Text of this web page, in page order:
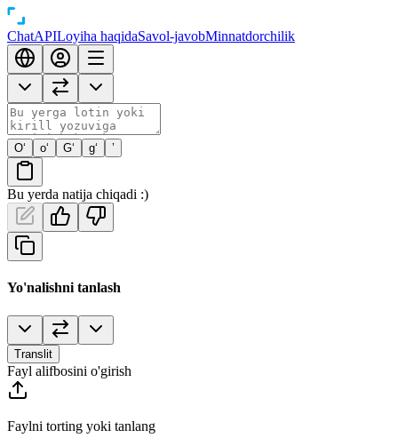
ChatAPILoyiha haqidaSavol-javobMinnatdorchilik
O‘ o‘ G‘ g‘ ’
Bu yerda natija chiqadi :)
Yo'nalishni tanlash
Translit
Fayl alifbosini o'girish
Faylni torting yoki tanlang